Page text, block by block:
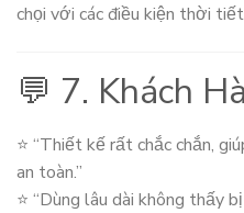
chọi với các điều kiện thời
💬 7. Khách
⭐ “Thiết kế rất chắc chắn,
an toàn.”
⭐ “Dùng lâu dài không thấy